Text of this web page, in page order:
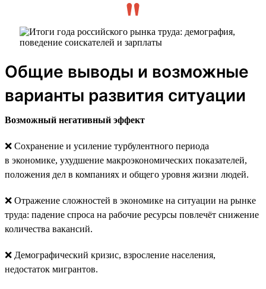
Общие выводы и возможные
варианты развития ситуации
Возможный негативный эффект
❌ Сохранение и усиление турбулентного периода
в экономике, ухудшение макроэкономических показателей,
положения дел в компаниях и общего уровня жизни людей.
❌ Отражение сложностей в экономике на ситуации на рынке
труда: падение спроса на рабочие ресурсы повлечёт снижение
количества вакансий.
❌ Демографический кризис, взросление населения,
недостаток мигрантов.